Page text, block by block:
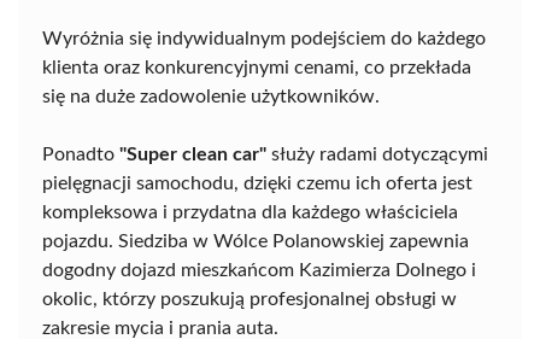
Wyróżnia się indywidualnym podejściem do każdego
klienta oraz konkurencyjnymi cenami, co przekłada
się na duże zadowolenie użytkowników.
Ponadto "Super clean car" służy radami dotyczącymi
pielęgnacji samochodu, dzięki czemu ich oferta jest
kompleksowa i przydatna dla każdego właściciela
pojazdu. Siedziba w Wólce Polanowskiej zapewnia
dogodny dojazd mieszkańcom Kazimierza Dolnego i
okolic, którzy poszukują profesjonalnej obsługi w
zakresie mycia i prania auta.